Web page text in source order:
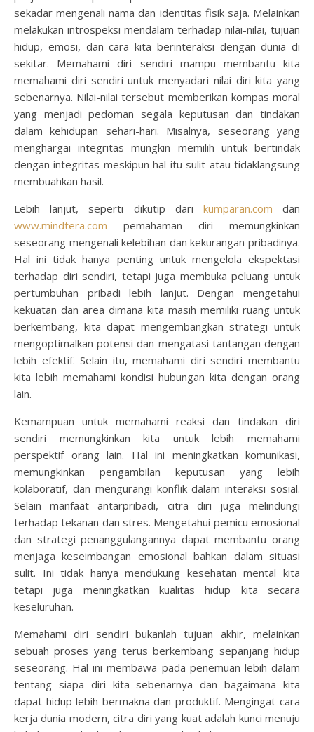
sekadar mengenali nama dan identitas fisik saja. Melainkan
melakukan introspeksi mendalam terhadap nilai-nilai, tujuan
hidup, emosi, dan cara kita berinteraksi dengan dunia di
sekitar. Memahami diri sendiri mampu membantu kita
memahami diri sendiri untuk menyadari nilai diri kita yang
sebenarnya. Nilai-nilai tersebut memberikan kompas moral
yang menjadi pedoman segala keputusan dan tindakan
dalam kehidupan sehari-hari. Misalnya, seseorang yang
menghargai integritas mungkin memilih untuk bertindak
dengan integritas meskipun hal itu sulit atau tidaklangsung
membuahkan hasil.
Lebih lanjut, seperti dikutip dari kumparan.com dan
www.mindtera.com pemahaman diri memungkinkan
seseorang mengenali kelebihan dan kekurangan pribadinya.
Hal ini tidak hanya penting untuk mengelola ekspektasi
terhadap diri sendiri, tetapi juga membuka peluang untuk
pertumbuhan pribadi lebih lanjut. Dengan mengetahui
kekuatan dan area dimana kita masih memiliki ruang untuk
berkembang, kita dapat mengembangkan strategi untuk
mengoptimalkan potensi dan mengatasi tantangan dengan
lebih efektif. Selain itu, memahami diri sendiri membantu
kita lebih memahami kondisi hubungan kita dengan orang
lain.
Kemampuan untuk memahami reaksi dan tindakan diri
sendiri memungkinkan kita untuk lebih memahami
perspektif orang lain. Hal ini meningkatkan komunikasi,
memungkinkan pengambilan keputusan yang lebih
kolaboratif, dan mengurangi konflik dalam interaksi sosial.
Selain manfaat antarpribadi, citra diri juga melindungi
terhadap tekanan dan stres. Mengetahui pemicu emosional
dan strategi penanggulangannya dapat membantu orang
menjaga keseimbangan emosional bahkan dalam situasi
sulit. Ini tidak hanya mendukung kesehatan mental kita
tetapi juga meningkatkan kualitas hidup kita secara
keseluruhan.
Memahami diri sendiri bukanlah tujuan akhir, melainkan
sebuah proses yang terus berkembang sepanjang hidup
seseorang. Hal ini membawa pada penemuan lebih dalam
tentang siapa diri kita sebenarnya dan bagaimana kita
dapat hidup lebih bermakna dan produktif. Mengingat cara
kerja dunia modern, citra diri yang kuat adalah kunci menuju